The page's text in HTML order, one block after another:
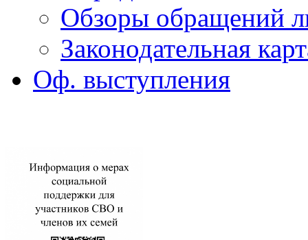
Обзоры обращений
Законодательная
Оф. выступления